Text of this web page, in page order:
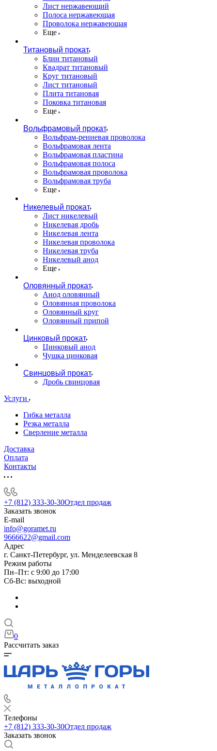
Лист нержавеющий
Полоса нержавеющая
Проволока нержавеющая
Еще
Титановый прокат
Блин титановый
Квадрат титановый
Круг титановый
Лист титановый
Плита титановая
Поковка титановая
Еще
Вольфрамовый прокат
Вольфрам-рениевая проволока
Вольфрамовая лента
Вольфрамовая пластина
Вольфрамовая полоса
Вольфрамовая проволока
Вольфрамовая труба
Еще
Никелевый прокат
Лист никелевый
Никелевая дробь
Никелевая лента
Никелевая проволока
Никелевая труба
Никелевый анод
Еще
Оловянный прокат
Анод оловянный
Оловянная проволока
Оловянный круг
Оловянный припой
Цинковый прокат
Цинковый анод
Чушка цинковая
Свинцовый прокат
Дробь свинцовая
Услуги
Гибка металла
Резка металла
Сверление металла
Доставка
Оплата
Контакты
+7 (812) 333-30-30Отдел продаж
Заказать звонок
E-mail
info@goramet.ru
9666622@gmail.com
Адрес
г. Санкт-Петербург, ул. Менделеевская 8
Режим работы
Пн–Пт: с 9:00 до 17:00
Сб-Вс: выходной
0
Рассчитать заказ
Телефоны
+7 (812) 333-30-30Отдел продаж
Заказать звонок